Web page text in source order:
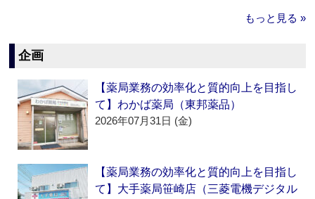
もっと見る »
企画
【薬局業務の効率化と質的向上を目指し
て】わかば薬局（東邦薬品）
2026年07月31日 (金)
【薬局業務の効率化と質的向上を目指し
て】大手薬局笹崎店（三菱電機デジタル